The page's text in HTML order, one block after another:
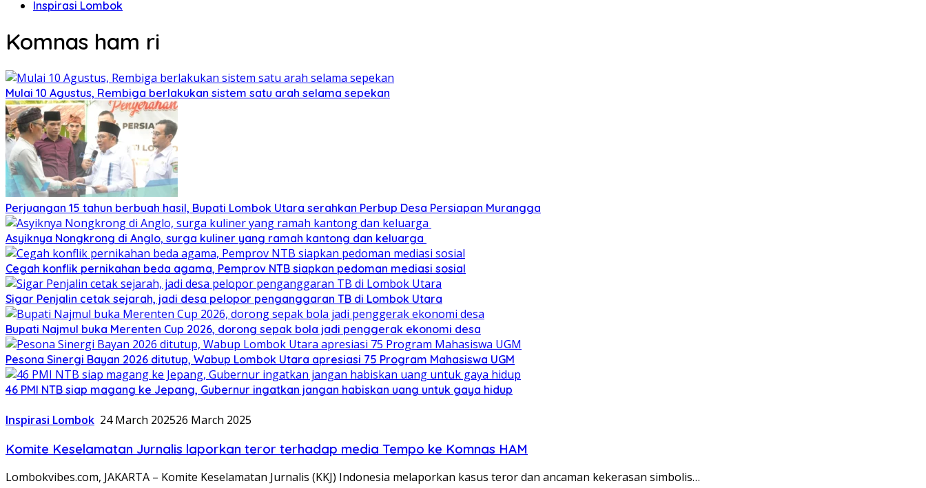
Inspirasi Lombok
Komnas ham ri
Mulai 10 Agustus, Rembiga berlakukan sistem satu arah selama sepekan
Perjuangan 15 tahun berbuah hasil, Bupati Lombok Utara serahkan Perbup Desa Persiapan Murangga
Asyiknya Nongkrong di Anglo, surga kuliner yang ramah kantong dan keluarga
Cegah konflik pernikahan beda agama, Pemprov NTB siapkan pedoman mediasi sosial
Sigar Penjalin cetak sejarah, jadi desa pelopor penganggaran TB di Lombok Utara
Bupati Najmul buka Merenten Cup 2026, dorong sepak bola jadi penggerak ekonomi desa
Pesona Sinergi Bayan 2026 ditutup, Wabup Lombok Utara apresiasi 75 Program Mahasiswa UGM
46 PMI NTB siap magang ke Jepang, Gubernur ingatkan jangan habiskan uang untuk gaya hidup
Inspirasi Lombok 24 March 202526 March 2025
Komite Keselamatan Jurnalis laporkan teror terhadap media Tempo ke Komnas HAM
Lombokvibes.com, JAKARTA – Komite Keselamatan Jurnalis (KKJ) Indonesia melaporkan kasus teror dan ancaman kekerasan simbolis…